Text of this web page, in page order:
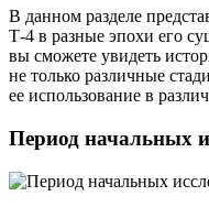
В данном разделе
Т-4 в разные эпохи его
вы сможете увидеть
не только различные
ее использование в
Период начальных